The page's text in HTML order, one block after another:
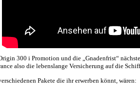
300 i Promotion und die „Gnadenfrist“
also die lebenslange Versicherung auf die
Pakete die ihr erwerben könnt, wären: